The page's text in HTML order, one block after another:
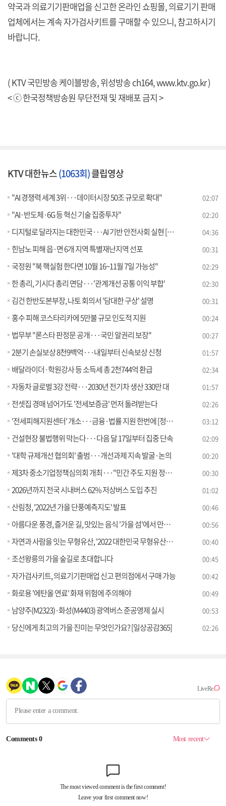
약국과 의료기기판매업을 신고한 온라인 쇼핑몰, 의료기기 판매
업체에서는 계속 자가검사키트를 구매할 수 있으니, 참고하시기
바랍니다.
( KTV 국민방송 케이블방송, 위성방송 ch164,www.ktv.go.kr)
< ⓒ 한국정책방송원 무단전재 및 재배포 금지 >
KTV 대한뉴스(1063회)클립영상
"AI 경쟁력 세계 3위···데이터시장 50조 규모로 확대" 02:07
"AI·반도체·6G 등 혁신 기술 집중투자" 02:20
디지털로 달라지는 대한민국···AI 기반 안전사회 실현 [뉴스의 맥] 04:36
힌남노 피해 읍·면 6개 지역 특별재난지역 선포 00:31
국정원 "북 핵실험 한다면 10월 16~11월 7일 가능성" 02:29
한 총리, 기시다 총리 면담···'관계개선 공통 이익 부합' 02:30
김건 한반도본부장, 나토 회의서 '담대한 구상' 설명 00:31
홍수 피해 코스타리카에 5만불 규모 인도적 지원 00:24
법무부 "론스타 판정문 공개···국민 알권리 보장" 00:27
2분기 손실보상 8천9백억···내일부터 신속보상 신청 01:57
배달라이더·학원강사 등 소득세 총 2천744억 환급 02:34
자동차 글로벌 3강 전략···2030년 전기차 생산 330만 대 01:57
전셋집 경매 넘어가도 '전세보증금' 먼저 돌려받는다 02:26
'전세피해지원센터' 개소···금융·법률 지원 한번에 [정책현장+] 03:12
건설현장 불법행위 막는다···다음 달 17일부터 집중 단속 02:09
'대학 규제개선 협의회' 출범···개선과제 지속 발굴·논의 00:20
제3차 중소기업정책심의회 개최···"민간 주도 지원 정책 논의" 00:30
2026년까지 전국 시내버스 62% 저상버스 도입 추진 01:02
산림청, '2022년 가을 단풍예측지도' 발표 00:46
아름다운 풍경, 즐거운 길, 맛있는 음식 '가을 섬'에서 만나요 00:56
자연과 사람을 잇는 무형유산, '2022 대한민국 무형유산대전' 개최 00:40
조선왕릉의 가을 숲길로 초대합니다 00:45
자가검사키트, 의료기기판매업 신고 편의점에서 구매 가능 00:42
화로용 '에탄올 연료' 화재 위험에 주의해야 00:49
남양주(M2323)·화성(M4403) 광역버스 준공영제 실시 00:53
당신에게 최고의 가을 진미는 무엇인가요? [일상공감365] 02:26